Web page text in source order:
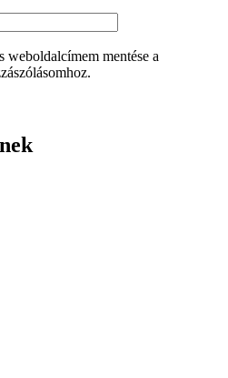
weboldalcímem mentése a